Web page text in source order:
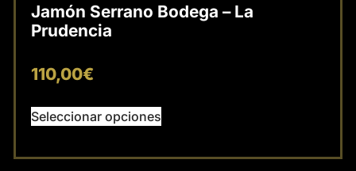
Jamón Serrano Bodega – La
Prudencia
110,00€
Seleccionar opciones